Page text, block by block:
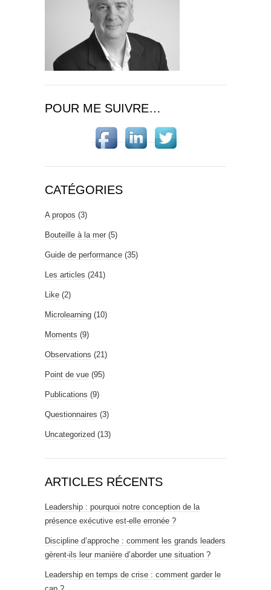
POUR ME SUIVRE…
CATÉGORIES
A propos (3)
Bouteille à la mer (5)
Guide de performance (35)
Les articles (241)
Like (2)
Microlearning (10)
Moments (9)
Observations (21)
Point de vue (95)
Publications (9)
Questionnaires (3)
Uncategorized (13)
ARTICLES RÉCENTS
Leadership : pourquoi notre conception de la
présence exécutive est-elle erronée ?
Discipline d’approche : comment les grands leaders
gèrent-ils leur manière d’aborder une situation ?
Leadership en temps de crise : comment garder le